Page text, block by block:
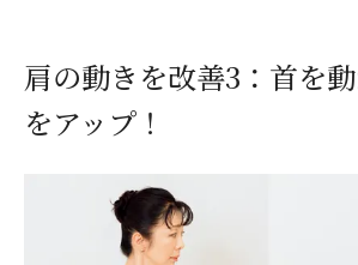
肩の動きを改善3：首を
をアップ！